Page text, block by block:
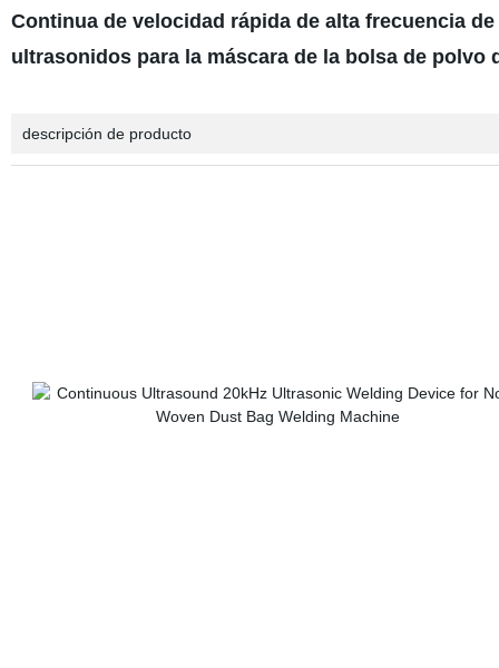
Continua de velocidad rápida de alta frecuencia
ultrasonidos para la máscara de la bolsa de polvo
descripción de producto